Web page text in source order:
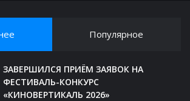
Популярное
ЗАВЕРШИЛСЯ ПРИЁМ ЗАЯВОК НА
ФЕСТИВАЛЬ-КОНКУРС
«КИНОВЕРТИКАЛЬ 2026»